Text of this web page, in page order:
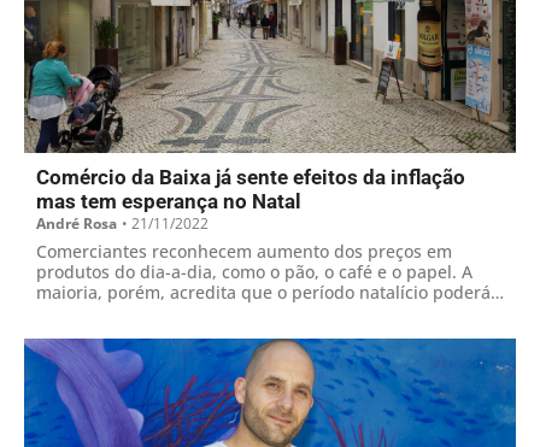
Comércio da Baixa já sente efeitos da inflação
mas tem esperança no Natal
André Rosa • 21/11/2022
Comerciantes reconhecem aumento dos preços em
produtos do dia-a-dia, como o pão, o café e o papel. A
maioria, porém, acredita que o período natalício poderá